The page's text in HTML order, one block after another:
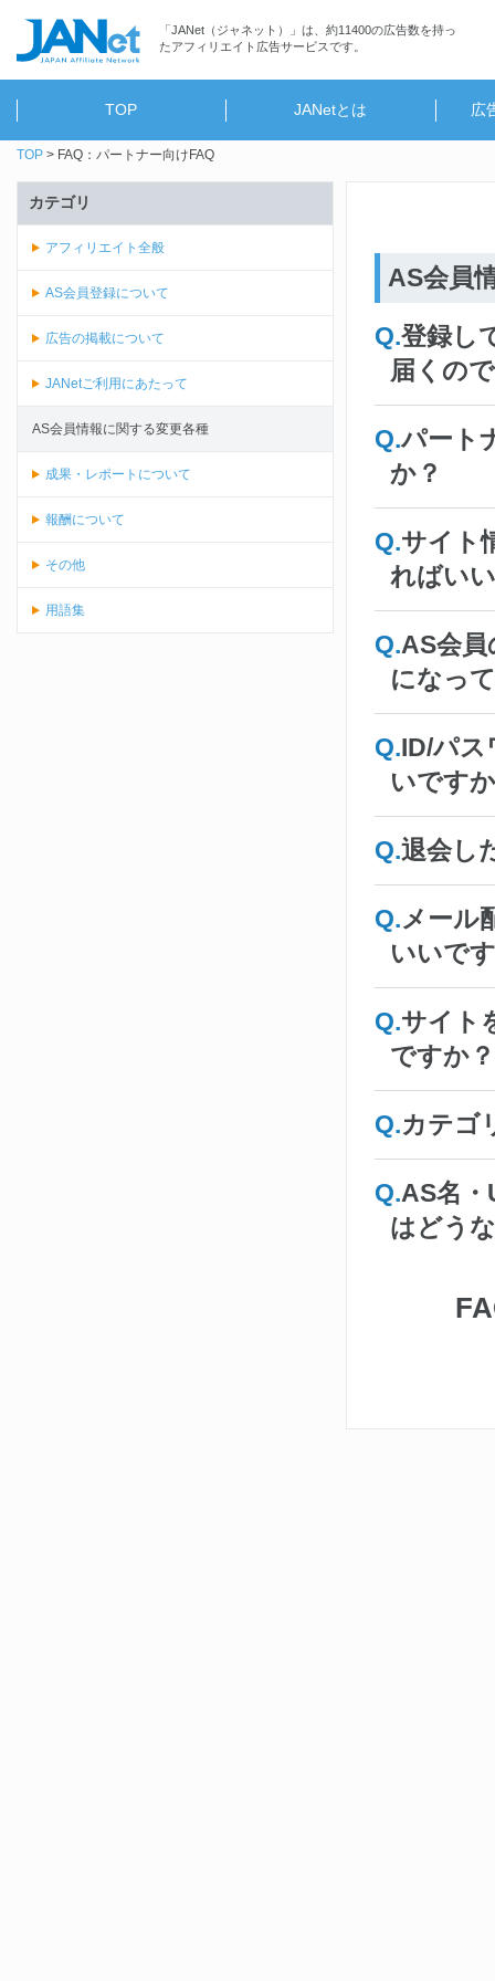
「JANet（ジャネット）」は、約11400の広告数を持っ
たアフィリエイト広告サービスです。
TOP JANetとは 広
TOP FAQ：パートナー向けFAQ
AS会員
登録し
届くの
パート
か？
サイト
ればい
AS会
になっ
ID/パス
いです
退会し
メール
いいで
サイト
ですか？
カテゴ
AS名
はどう
カテゴリ
アフィリエイト全般
AS会員登録について
広告の掲載について
JANetご利用にあたって
AS会員情報に関する変更各種
成果・レポートについて
報酬について
その他
用語集